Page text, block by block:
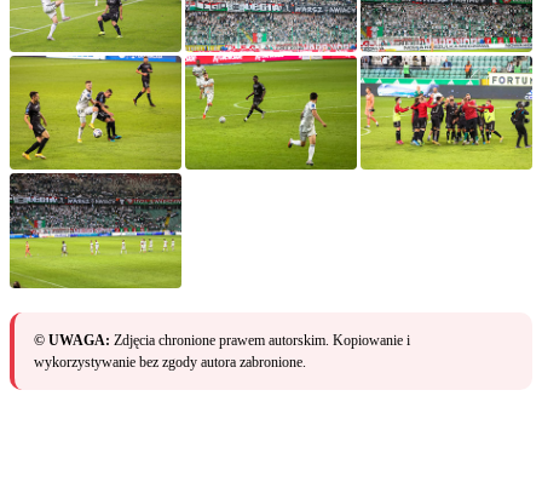
© UWAGA: Zdjęcia chronione prawem autorskim. Kopiowanie i
wykorzystywanie bez zgody autora zabronione.